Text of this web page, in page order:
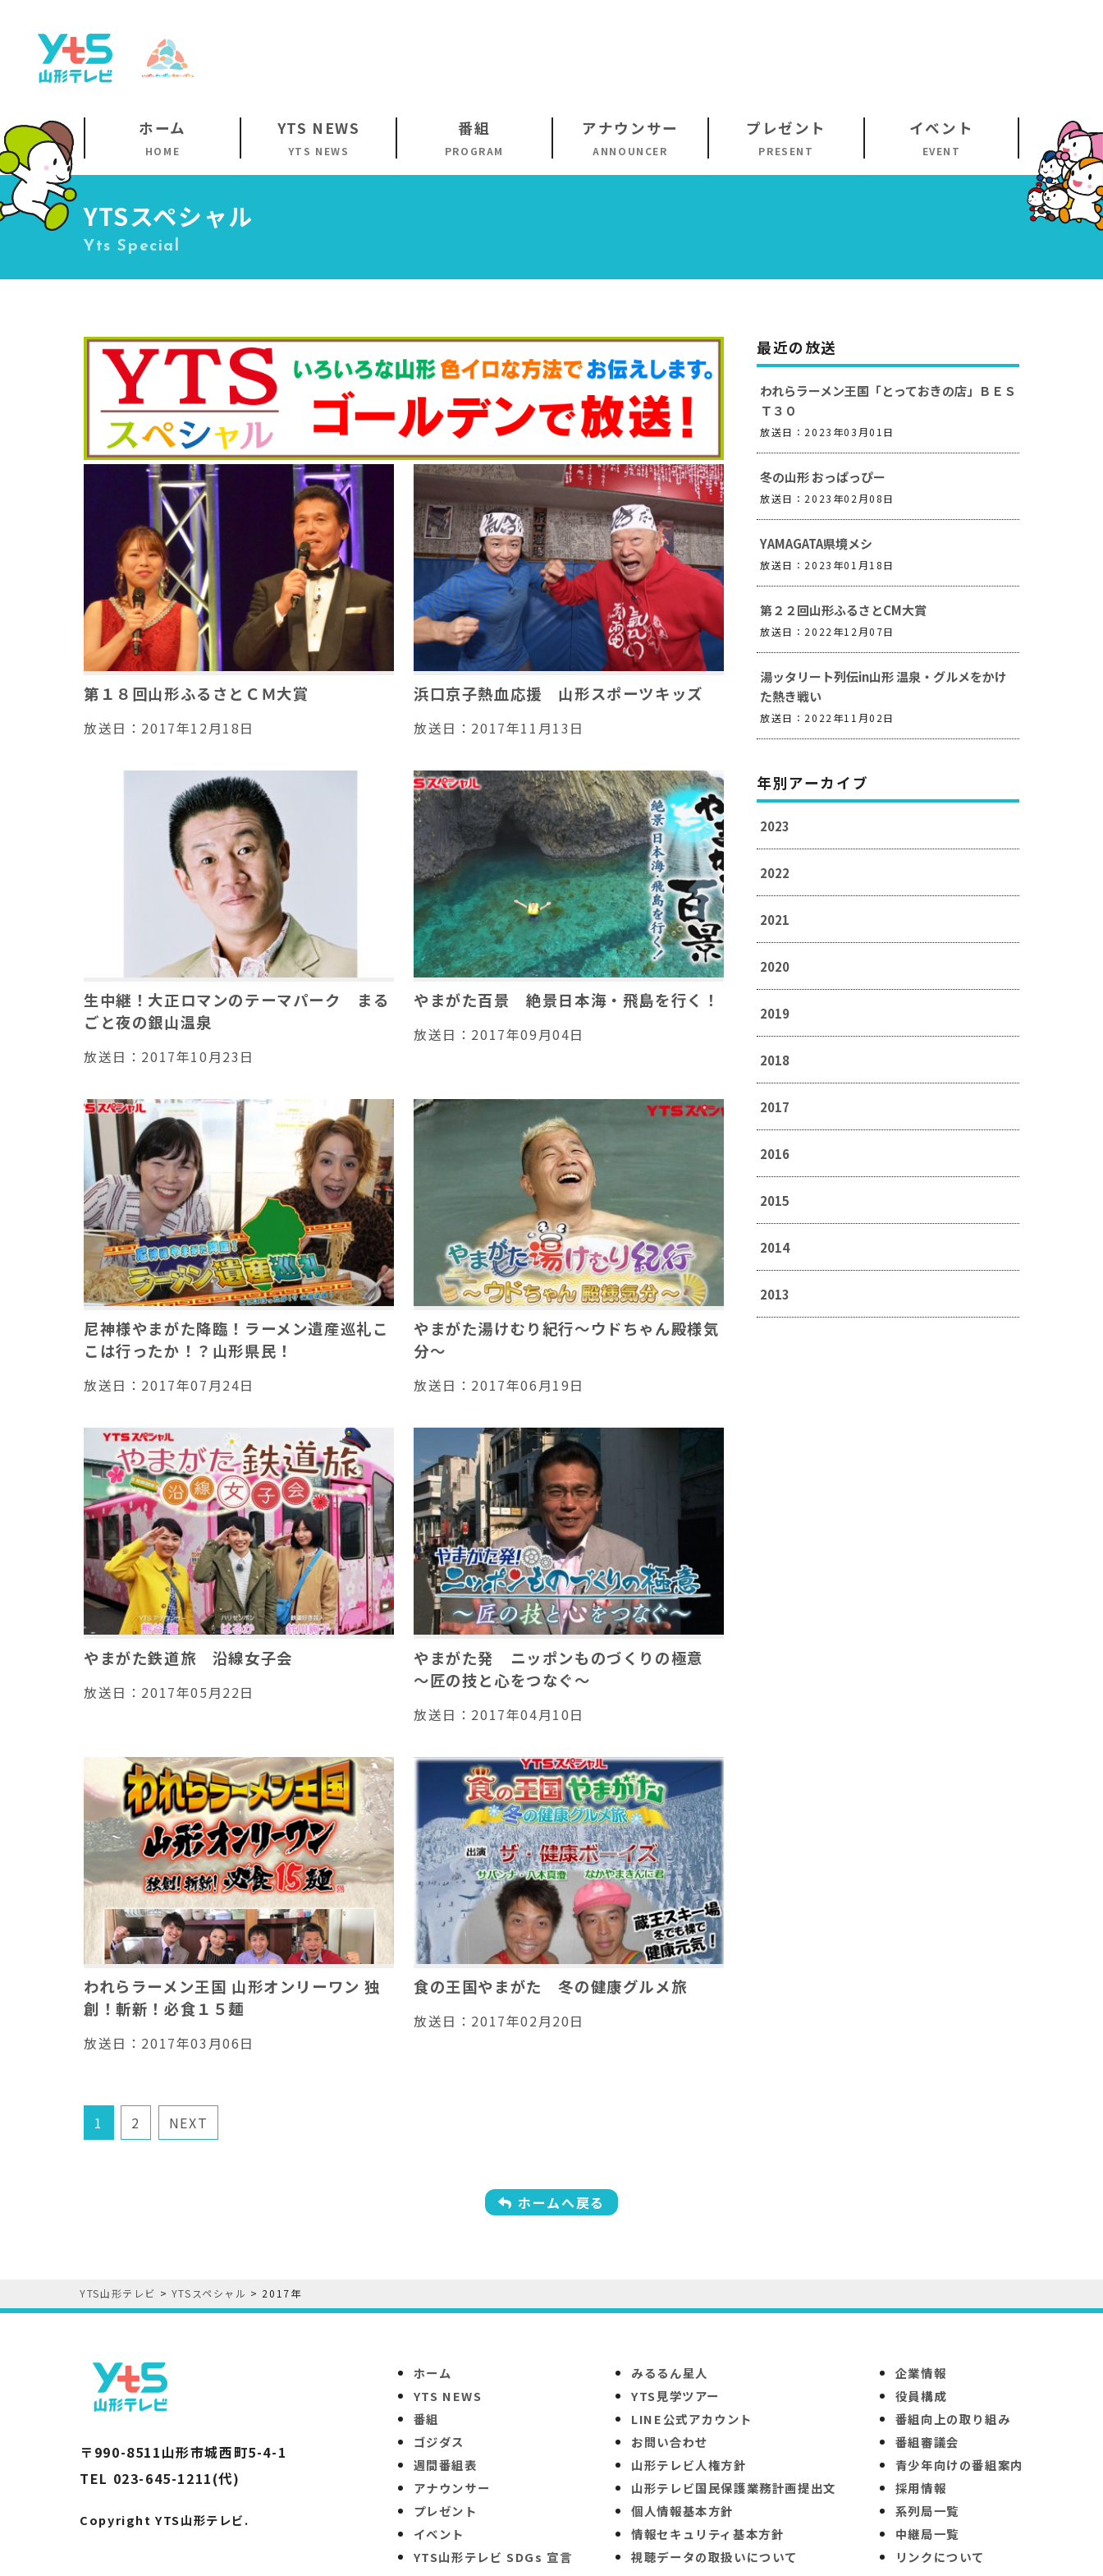
ホーム
HOME
YTS NEWS
YTS NEWS
番組
PROGRAM
アナウンサー
ANNOUNCER
プレゼント
PRESENT
イベント
EVENT
YTSスペシャル
Yts Special
第１８回山形ふるさとＣＭ大賞
放送日： 2017年12月18日
浜口京子熱血応援 山形スポーツキッズ
放送日： 2017年11月13日
生中継！大正ロマンのテーマパーク まる
ごと夜の銀山温泉
放送日： 2017年10月23日
やまがた百景 絶景日本海・飛島を行く！
放送日： 2017年09月04日
尼神様やまがた降臨！ラーメン遺産巡礼こ
こは行ったか！？山形県民！
放送日： 2017年07月24日
やまがた湯けむり紀行～ウドちゃん殿様気
分～
放送日： 2017年06月19日
やまがた鉄道旅 沿線女子会
放送日： 2017年05月22日
やまがた発 ニッポンものづくりの極意
～匠の技と心をつなぐ～
放送日： 2017年04月10日
われらラーメン王国 山形オンリーワン 独
創！斬新！必食１５麺
放送日： 2017年03月06日
食の王国やまがた 冬の健康グルメ旅
放送日： 2017年02月20日
1 2 NEXT
最近の放送
われらラーメン王国「とっておきの店」ＢＥＳ
Ｔ３０
放送日：2023年03月01日
冬の山形 おっぱっぴー
放送日：2023年02月08日
YAMAGATA県境メシ
放送日：2023年01月18日
第２２回山形ふるさとCM大賞
放送日：2022年12月07日
湯ッタリート列伝in山形 温泉・グルメをかけ
た熱き戦い
放送日：2022年11月02日
年別アーカイブ
2023
2022
2021
2020
2019
2018
2017
2016
2015
2014
2013
ホームへ戻る
YTS山形テレビ > YTSスペシャル > 2017年
〒990-8511山形市城西町5-4-1
TEL 023-645-1211(代)
Copyright YTS山形テレビ.
ホーム
YTS NEWS
番組
ゴジダス
週間番組表
アナウンサー
プレゼント
イベント
YTS山形テレビ SDGs 宣言
みるるん星人
YTS見学ツアー
LINE公式アカウント
お問い合わせ
山形テレビ人権方針
山形テレビ国民保護業務計画提出文
個人情報基本方針
情報セキュリティ基本方針
視聴データの取扱いについて
企業情報
役員構成
番組向上の取り組み
番組審議会
青少年向けの番組案内
採用情報
系列局一覧
中継局一覧
リンクについて